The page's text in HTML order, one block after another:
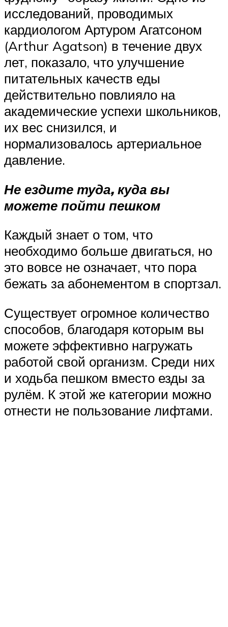
исследований, проводимых
кардиологом Артуром Агатсоном
(Arthur Agatson) в течение двух
лет, показало, что улучшение
питательных качеств еды
действительно повлияло на
академические успехи школьников,
их вес снизился, и
нормализовалось артериальное
давление.
Не ездите туда, куда вы
можете пойти пешком
Каждый знает о том, что
необходимо больше двигаться, но
это вовсе не означает, что пора
бежать за абонементом в спортзал.
Существует огромное количество
способов, благодаря которым вы
можете эффективно нагружать
работой свой организм. Среди них
и ходьба пешком вместо езды за
рулём. К этой же категории можно
отнести не пользование лифтами.